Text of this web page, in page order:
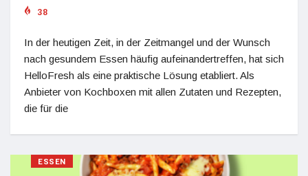
38
In der heutigen Zeit, in der Zeitmangel und der Wunsch
nach gesundem Essen häufig aufeinandertreffen, hat sich
HelloFresh als eine praktische Lösung etabliert. Als
Anbieter von Kochboxen mit allen Zutaten und Rezepten,
die für die
ESSEN